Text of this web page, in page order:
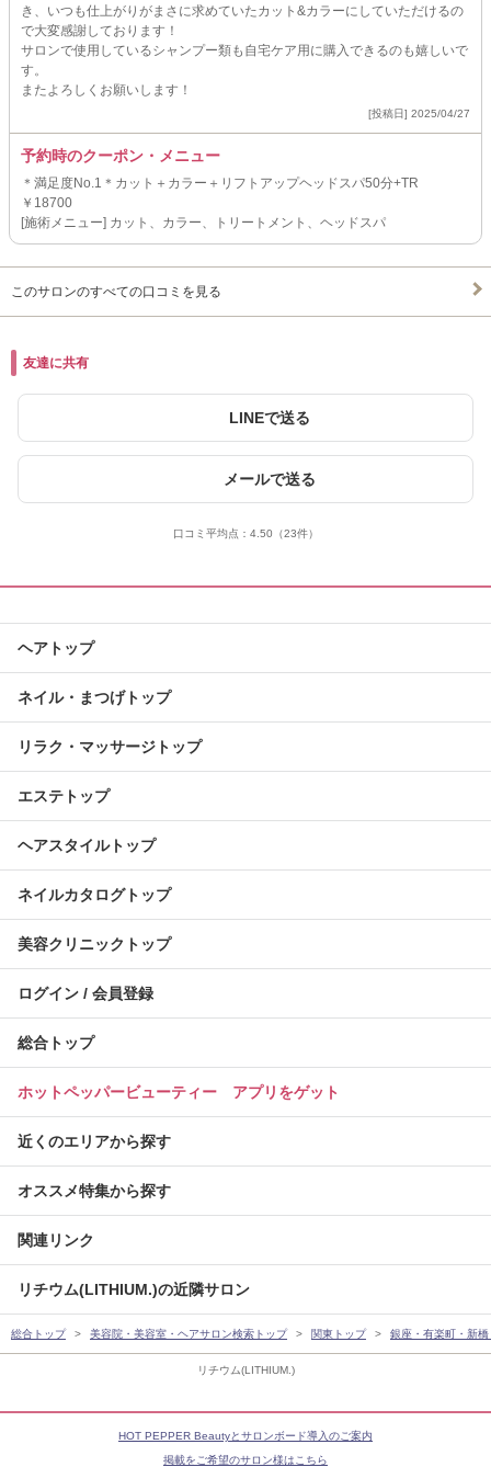
リチウム(LITHIUM.)
き、いつも仕上がりがまさに求めていたカット&カラーにしていただけるの
で大変感謝しております！
サロンで使用しているシャンプー類も自宅ケア用に購入できるのも嬉しいで
す。
またよろしくお願いします！
[投稿日] 2025/04/27
予約時のクーポン・メニュー
＊満足度No.1＊カット＋カラー＋リフトアップヘッドスパ50分+TR
￥18700
[施術メニュー] カット、カラー、トリートメント、ヘッドスパ
このサロンのすべての口コミを見る
友達に共有
LINEで送る
メールで送る
口コミ平均点： 4.50 （23件）
ヘアトップ
ネイル・まつげトップ
リラク・マッサージトップ
エステトップ
ヘアスタイルトップ
ネイルカタログトップ
美容クリニックトップ
ログイン / 会員登録
総合トップ
ホットペッパービューティー アプリをゲット
近くのエリアから探す
オススメ特集から探す
関連リンク
リチウム(LITHIUM.)の近隣サロン
総合トップ 美容院・美容室・ヘアサロン検索トップ 関東トップ 銀座・有楽町・新
HOT PEPPER Beautyとサロンボード導入のご案内
掲載をご希望のサロン様はこちら